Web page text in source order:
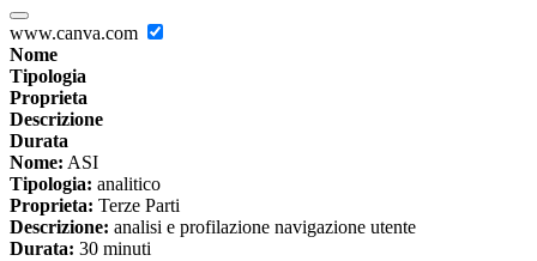
www.canva.com
Nome
Tipologia
Proprieta
Descrizione
Durata
Nome: ASI
Tipologia: analitico
Proprieta: Terze Parti
Descrizione: analisi e profilazione navigazione utente
Durata: 30 minuti